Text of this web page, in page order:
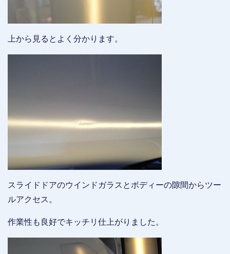
上から見るとよく分かります。
スライドドアのウインドガラスとボディーの隙間からツー
ルアクセス。
作業性も良好でキッチリ仕上がりました。